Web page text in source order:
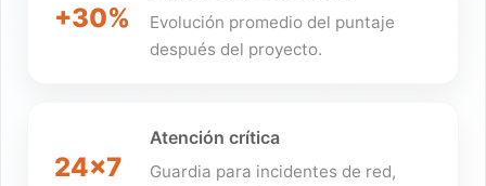
+30%
Evolución promedio del puntaje
después del proyecto.
24x7
Atención crítica
Guardia para incidentes de red,